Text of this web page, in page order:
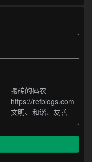
搬砖的码农
https://refblogs.com
文明、和谐、友善